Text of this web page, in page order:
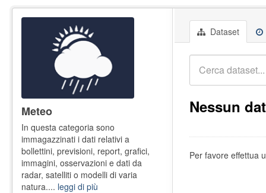
Dataset
Nessun
Per favore effettua
Meteo
In questa categoria sono
immagazzinati i dati relativi a
bollettini, previsioni, report, grafici,
immagini, osservazioni e dati da
radar, satelliti o modelli di varia
natura.... leggi di più